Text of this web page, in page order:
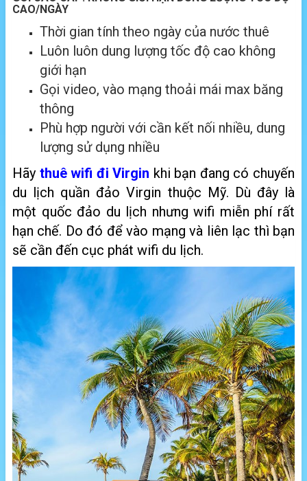
CAO/NGÀY
Thời gian tính theo ngày của nước thuê
Luôn luôn dung lượng tốc độ cao không
giới hạn
Gọi video, vào mạng thoải mái max băng
thông
Phù hợp người với cần kết nối nhiều, dung
lượng sử dụng nhiều
Hãy thuê wifi đi Virgin khi bạn đang có chuyến
du lịch quần đảo Virgin thuộc Mỹ. Dù đây là
một quốc đảo du lịch nhưng wifi miễn phí rất
hạn chế. Do đó để vào mạng và liên lạc thì bạn
sẽ cần đến cục phát wifi du lịch.